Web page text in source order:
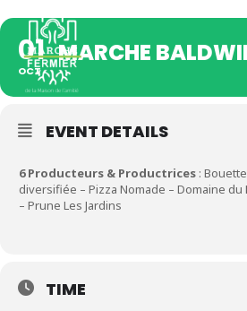
01
OCT
MARCHE
EVENT DETAILS
6 Producteurs & Productrices :
diversifiée – Pizza Nomade – Domaine du
– Prune Les Jardins
TIME